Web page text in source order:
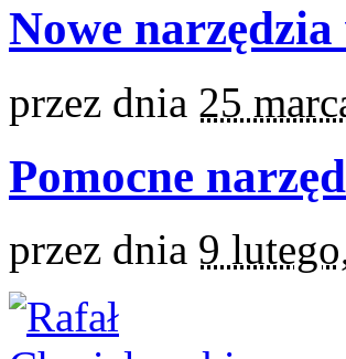
Nowe
przez dnia 25
Pomocne
przez dnia 9